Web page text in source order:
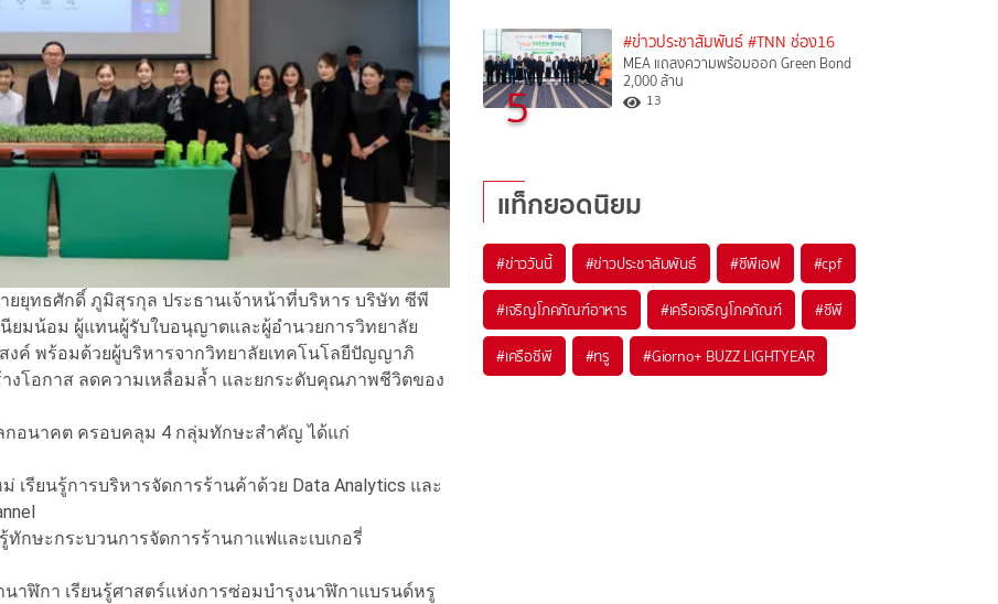
ยุทธศักดิ์ ภูมิสุรกุล ประธานเจ้าหน้าที่บริหาร บริษัท ซีพี
ยมน้อม ผู้แทนผู้รับใบอนุญาตและผู้อำนวยการวิทยาลัย
ค์ พร้อมด้วยผู้บริหารจากวิทยาลัยเทคโนโลยีปัญญาภิ
งโอกาส ลดความเหลื่อมล้ำ และยกระดับคุณภาพชีวิตของ
กอนาคต ครอบคลุม 4 กลุ่มทักษะสำคัญ ได้แก่
เรียนรู้การบริหารจัดการร้านค้าด้วย Data Analytics และ
ทักษะกระบวนการจัดการร้านกาแฟและเบเกอรี่
าฬิกา เรียนรู้ศาสตร์แห่งการซ่อมบำรุงนาฬิกาแบรนด์หรู
5
#ข่าวประชาสัมพันธ์ #TNN ช่อง16
MEA แถลงความพร้อมออก Green Bond
2,000 ล้าน
13
แท็กยอดนิยม
#ข่าววันนี้ #ข่าวประชาสัมพันธ์ #ซีพีเอฟ #cpf
#เจริญโภคภัณฑ์อาหาร #เครือเจริญโภคภัณฑ์ #ซีพี
#เครือซีพี #ทรู #Giorno+ BUZZ LIGHTYEAR